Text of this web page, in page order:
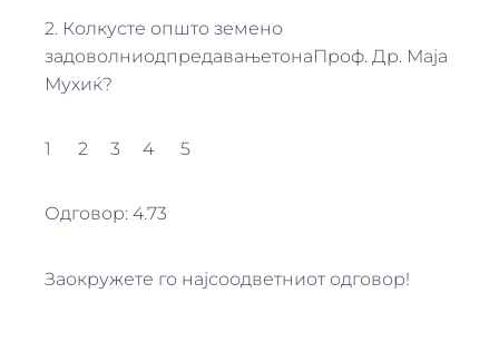
2. Колкусте општо земено
задоволниодпредавањетонаПроф. Др. Маја
Мухиќ?
1 2 3 4 5
Одговор: 4.73
Заокружете го најсоодветниот одговор!